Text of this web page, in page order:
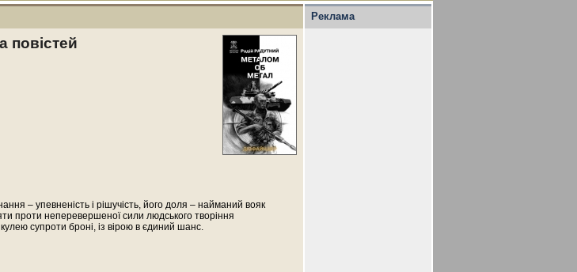
повістей
– упевненість і рішучість, його доля – найманий вояк
проти неперевершеної сили людського творіння
супроти броні, із вірою в єдиний шанс.
Реклама